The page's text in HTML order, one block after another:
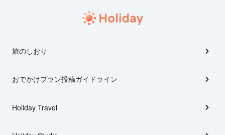
旅のしおり
おでかけプラン投稿ガイドライン
Holiday Travel